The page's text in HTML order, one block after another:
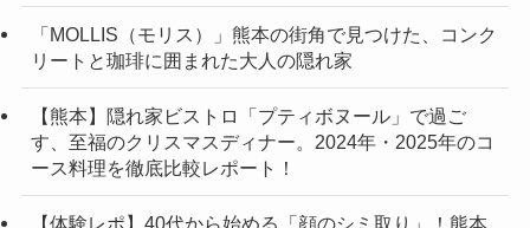
「MOLLIS（モリス）」熊本の街角で見つけた、コンク
リートと珈琲に囲まれた大人の隠れ家
【熊本】隠れ家ビストロ「プティボヌール」で過ご
す、至福のクリスマスディナー。2024年・2025年のコ
ース料理を徹底比較レポート！
【体験レポ】40代から始める「顔のシミ取り」！熊本